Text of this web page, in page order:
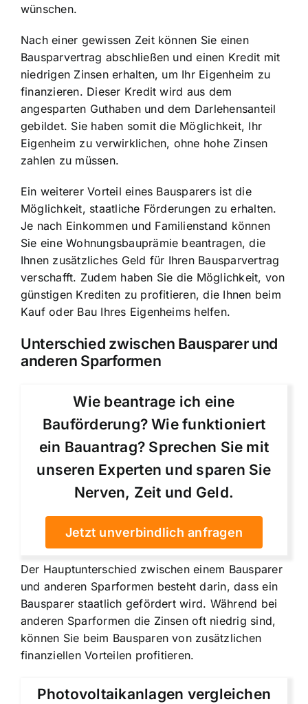
wünschen.
Nach einer gewissen Zeit können Sie einen
Bausparvertrag abschließen und einen Kredit mit
niedrigen Zinsen erhalten, um Ihr Eigenheim zu
finanzieren. Dieser Kredit wird aus dem
angesparten Guthaben und dem Darlehensanteil
gebildet. Sie haben somit die Möglichkeit, Ihr
Eigenheim zu verwirklichen, ohne hohe Zinsen
zahlen zu müssen.
Ein weiterer Vorteil eines Bausparers ist die
Möglichkeit, staatliche Förderungen zu erhalten.
Je nach Einkommen und Familienstand können
Sie eine Wohnungsbauprämie beantragen, die
Ihnen zusätzliches Geld für Ihren Bausparvertrag
verschafft. Zudem haben Sie die Möglichkeit, von
günstigen Krediten zu profitieren, die Ihnen beim
Kauf oder Bau Ihres Eigenheims helfen.
Unterschied zwischen Bausparer und
anderen Sparformen
Wie beantrage ich eine
Bauförderung? Wie funktioniert
ein Bauantrag? Sprechen Sie mit
unseren Experten und sparen Sie
Nerven, Zeit und Geld.
Jetzt unverbindlich anfragen
Der Hauptunterschied zwischen einem Bausparer
und anderen Sparformen besteht darin, dass ein
Bausparer staatlich gefördert wird. Während bei
anderen Sparformen die Zinsen oft niedrig sind,
können Sie beim Bausparen von zusätzlichen
finanziellen Vorteilen profitieren.
Photovoltaikanlagen vergleichen